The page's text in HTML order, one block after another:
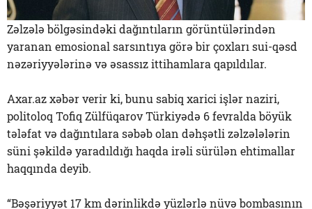
Zəlzələ bölgəsindəki dağıntıların görüntülərindən
yaranan emosional sarsıntıya görə bir çoxları sui-qəsd
nəzəriyyələrinə və əsassız ittihamlara qapıldılar.
Axar.az xəbər verir ki, bunu sabiq xarici işlər naziri,
politoloq Tofiq Zülfüqarov Türkiyədə 6 fevralda böyük
tələfat və dağıntılara səbəb olan dəhşətli zəlzələlərin
süni şəkildə yaradıldığı haqda irəli sürülən ehtimallar
haqqında deyib.
“Bəşəriyyət 17 km dərinlikdə yüzlərlə nüvə bombasının